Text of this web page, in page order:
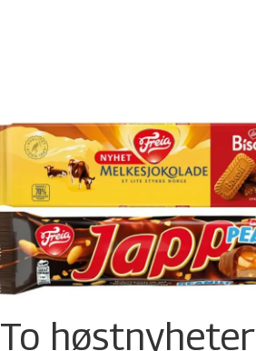
To høstnyheter